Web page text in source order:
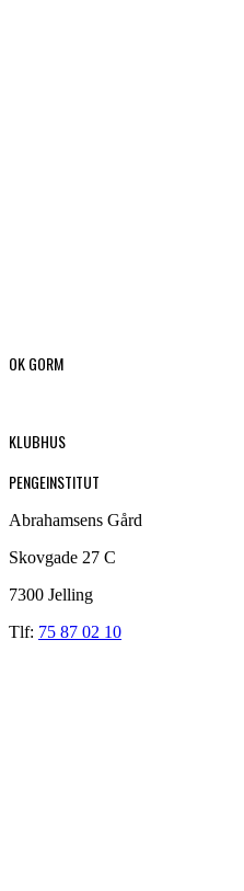
OK GORM
KLUBHUS
PENGEINSTITUT
Abrahamsens Gård
Skovgade 27 C
7300 Jelling
Tlf: 75 87 02 10